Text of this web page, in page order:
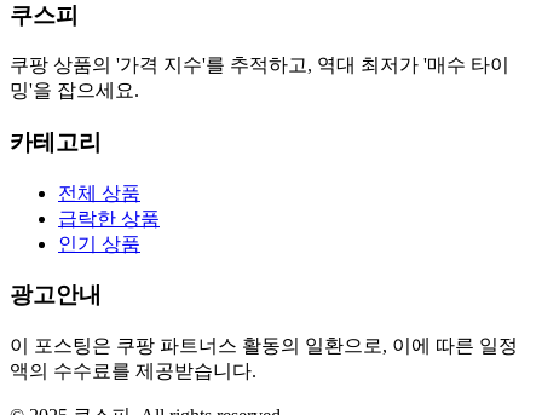
쿠스피
쿠팡 상품의 '가격 지수'를 추적하고, 역대 최저가 '매수 타이
밍'을 잡으세요.
카테고리
전체 상품
급락한 상품
인기 상품
광고안내
이 포스팅은 쿠팡 파트너스 활동의 일환으로, 이에 따른 일정
액의 수수료를 제공받습니다.